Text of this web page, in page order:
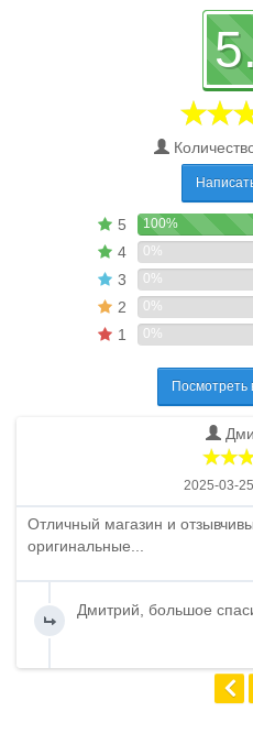
5 100%
4 0%
3 0%
2 0%
1 0%
Посмотреть
2025-03-
Отличный магазин и
оригинальные...
Дмитрий, большое